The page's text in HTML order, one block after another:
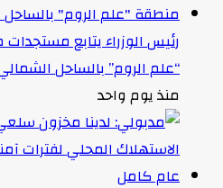
رئيس الوزراء يتابع
“علم الروم” بالساحل
منذ يوم واحد